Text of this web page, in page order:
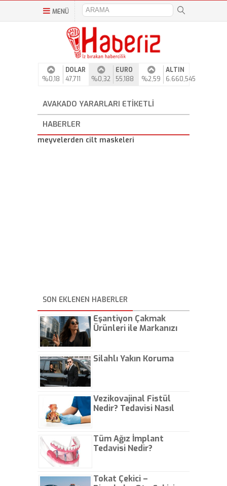
MENÜ
%0,18
DOLAR
47,711
%0,32
EURO
55,188
%2,59
ALTIN
6.660,545
AVAKADO YARARLARI ETIKETLI
HABERLER
meyvelerden cilt maskeleri
SON EKLENEN HABERLER
Eşantiyon Çakmak
Ürünleri ile Markanızı
Silahlı Yakın Koruma
Vezikovajinal Fistül
Nedir? Tedavisi Nasıl
Tüm Ağız İmplant
Tedavisi Nedir?
Tokat Çekici –